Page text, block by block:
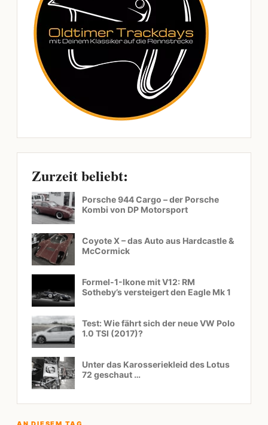
Zurzeit beliebt:
Porsche 944 Cargo – der Porsche
Kombi von DP Motorsport
Coyote X – das Auto aus Hardcastle &
McCormick
Formel-1-Ikone mit V12: RM
Sotheby’s versteigert den Eagle Mk 1
Test: Wie fährt sich der neue VW Polo
1.0 TSI (2017)?
Unter das Karosseriekleid des Lotus
72 geschaut …